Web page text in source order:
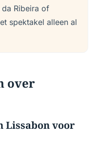
Ribeira of
spektakel alleen al
over
Lissabon voor